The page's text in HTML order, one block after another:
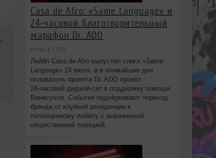
,
Casa de Afro: «Same Language» и
24‑часовой благотворительный
марафон Dr. ADO
вчера в 17:01
Лейбл Casa de Afro выпустил сингл «Same
Language» 24 июля, а в ближайшие дни
основатель проекта Dr. ADO провёл
24‑часовой диджей‑сет в поддержку помощи
Венесуэле. События подчёркивают переход
бренда от клубной резиденции к
полноценному лейблу с выраженной
общественной позицией.